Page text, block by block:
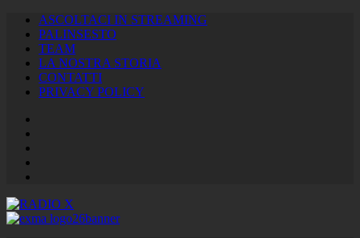
ASCOLTACI IN STREAMING
PALINSESTO
TEAM
LA NOSTRA STORIA
CONTATTI
PRIVACY POLICY